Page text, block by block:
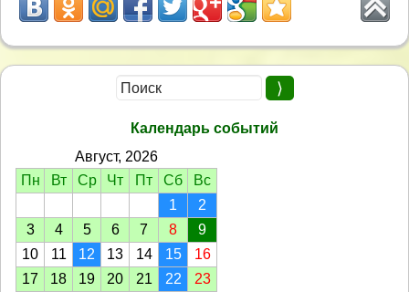
Календарь событий
Август, 2026
Пн
Вт Ср Чт Пт Сб
Вс
1
2
3
4 5 6 7 8
9
10
11 12 13 14 15
16
17
18 19 20 21 22
23